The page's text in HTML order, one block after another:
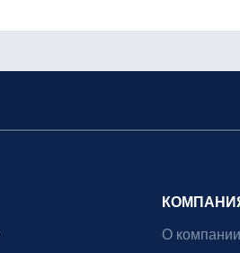
О компании